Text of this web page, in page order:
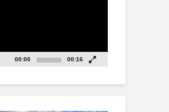
00:00 00:16